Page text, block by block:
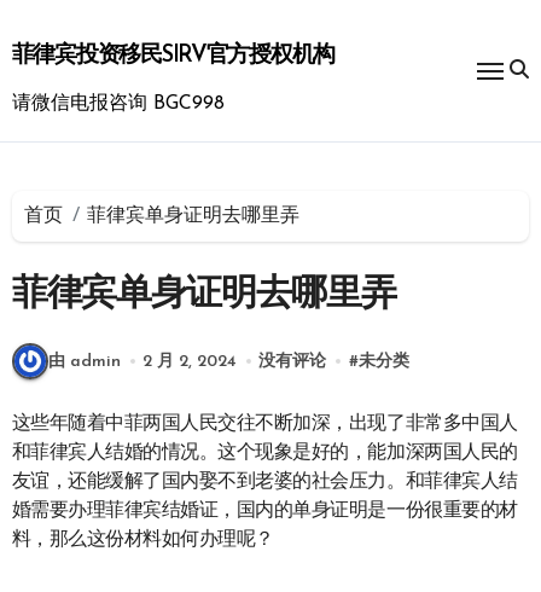
到
内
菲律宾投资移民SIRV官方授权机构
请微信电报咨询 BGC998
首页 菲律宾单身证明去哪里弄
菲律宾单身证明去哪里弄
由 admin 2 月 2, 2024 没有评论 #未分类
这些年随着中菲两国人民交往不断加深，出现了非常多中国人
和菲律宾人结婚的情况。这个现象是好的，能加深两国人民的
友谊，还能缓解了国内娶不到老婆的社会压力。和菲律宾人结
婚需要办理菲律宾结婚证，国内的单身证明是一份很重要的材
料，那么这份材料如何办理呢？